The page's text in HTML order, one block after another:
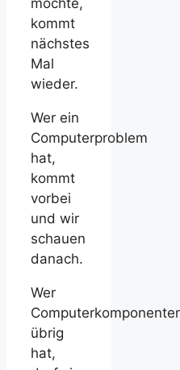
kommt
nächstes
Mal
wieder.
Wer ein
Computerproblem
hat,
kommt
vorbei
und wir
schauen
danach.
Wer
übrig
hat,